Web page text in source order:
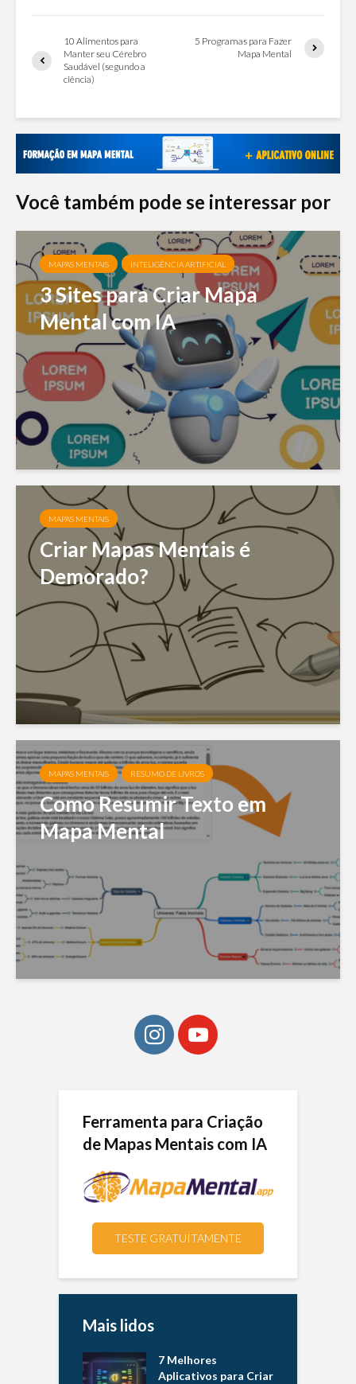
10 Alimentos para
Manter seu Cérebro
Saudável (segundo a
ciência)
5 Programas para Fazer
Mapa Mental
Você também pode se interessar por
MAPAS MENTAIS INTELIGÊNCIA ARTIFICIAL
3 Sites para Criar Mapa
Mental com IA
MAPAS MENTAIS
Criar Mapas Mentais é
Demorado?
MAPAS MENTAIS RESUMO DE LIVROS
Como Resumir Texto em
Mapa Mental
Ferramenta para Criação
de Mapas Mentais com IA
TESTE GRATUITAMENTE
Mais lidos
7 Melhores
Aplicativos para Criar